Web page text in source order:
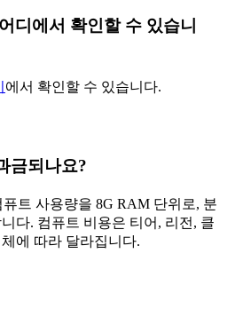
디에서 확인할 수 있습니
에서 확인할 수 있습니다.
금되나요?
퓨트 사용량을 8G RAM 단위로, 분
다. 컴퓨트 비용은 티어, 리전, 클
에 따라 달라집니다.